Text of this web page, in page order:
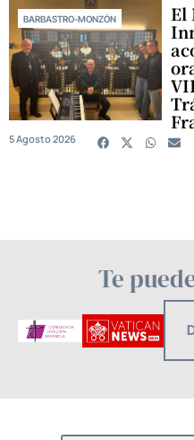
BARBASTRO-MONZÓN El
5 Agosto 2026
Te